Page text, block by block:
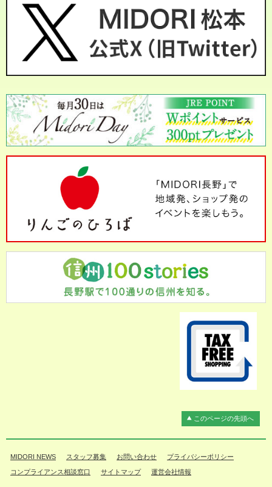
このページの先頭へ
MIDORI NEWS スタッフ募集 お問い合わせ プライバシーポリシー
コンプライアンス相談窓口 サイトマップ 運営会社情報